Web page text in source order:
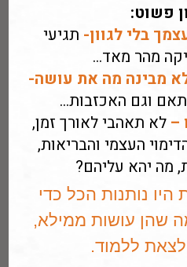
פשוט:
בלי לגוון- תגיעי
מהר מאד…
מבינה מה את עושה-
וגם האכזבות…
– לא תאהבי לאורך זמן,
העצמי והבריאות,
מה יהא עליהם?
היו נותנות הכל כדי
שהן עושות ממילא,
לצאת ללמוד.